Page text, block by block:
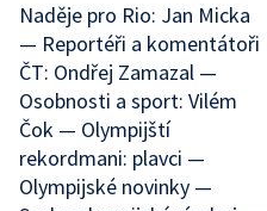
Naděje pro Rio: Jan Micka
— Reportéři a komentátoři
ČT: Ondřej Zamazal —
Osobnosti a sport: Vilém
Čok — Olympijští
rekordmani: plavci —
Olympijské novinky —